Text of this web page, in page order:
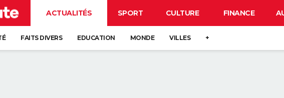
ACTUALITÉS SPORT CULTURE FINANCE
FAITS DIVERS EDUCATION MONDE VILLES +